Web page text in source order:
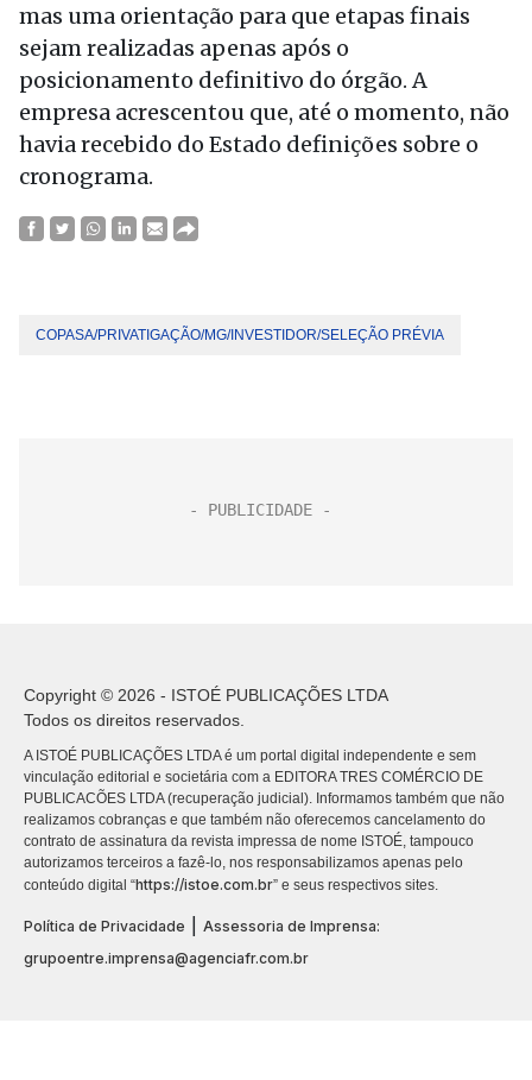
mas uma orientação para que etapas finais
sejam realizadas apenas após o
posicionamento definitivo do órgão. A
empresa acrescentou que, até o momento, não
havia recebido do Estado definições sobre o
cronograma.
COPASA/PRIVATIGAÇÃO/MG/INVESTIDOR/SELEÇÃO PRÉVIA
Copyright © 2026 - ISTOÉ PUBLICAÇÕES LTDA
Todos os direitos reservados.
A ISTOÉ PUBLICAÇÕES LTDA é um portal digital independente e sem
vinculação editorial e societária com a EDITORA TRES COMÉRCIO DE
PUBLICACÕES LTDA (recuperação judicial). Informamos também que não
realizamos cobranças e que também não oferecemos cancelamento do
contrato de assinatura da revista impressa de nome ISTOÉ, tampouco
autorizamos terceiros a fazê-lo, nos responsabilizamos apenas pelo
conteúdo digital “https://istoe.com.br” e seus respectivos sites.
Política de Privacidade
Assessoria de Imprensa:
grupoentre.imprensa@agenciafr.com.br